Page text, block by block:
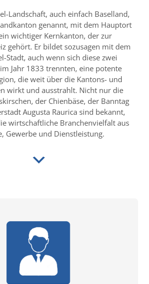
Landschaft, auch einfach Baselland,
genannt, mit dem Hauptort
wichtiger Kernkanton, der zur
gehört. Er bildet sozusagen mit dem
Stadt, auch wenn sich diese zwei
Jahr 1833 trennten, eine potente
die weit über die Kantons- und
wirkt und ausstrahlt. Nicht nur die
der Chienbäse, der Banntag
Augusta Raurica sind bekannt,
wirtschaftliche Branchenvielfalt aus
Gewerbe und Dienstleistung.